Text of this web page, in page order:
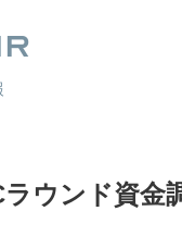
ウンド資金